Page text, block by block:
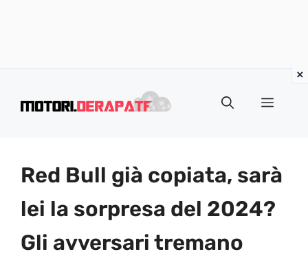
Menu
Red Bull già copiata, sarà
lei la sorpresa del 2024?
Gli avversari tremano